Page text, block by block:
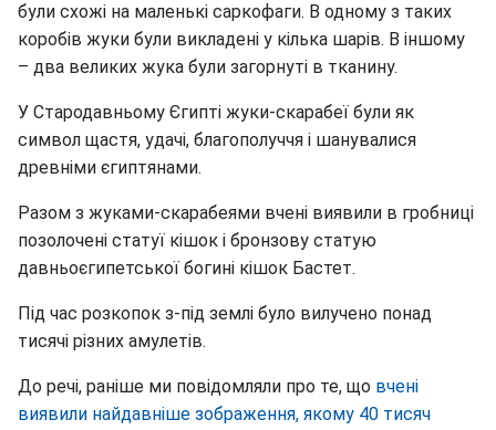
були схожі на маленькі саркофаги. В одному з таких
коробів жуки були викладені у кілька шарів. В іншому
– два великих жука були загорнуті в тканину.
У Стародавньому Єгипті жуки-скарабеї були як
символ щастя, удачі, благополуччя і шанувалися
древніми єгиптянами.
Разом з жуками-скарабеями вчені виявили в гробниці
позолочені статуї кішок і бронзову статую
давньоєгипетської богині кішок Бастет.
Під час розкопок з-під землі було вилучено понад
тисячі різних амулетів.
До речі, раніше ми повідомляли про те, що вчені
виявили найдавніше зображення, якому 40 тисяч